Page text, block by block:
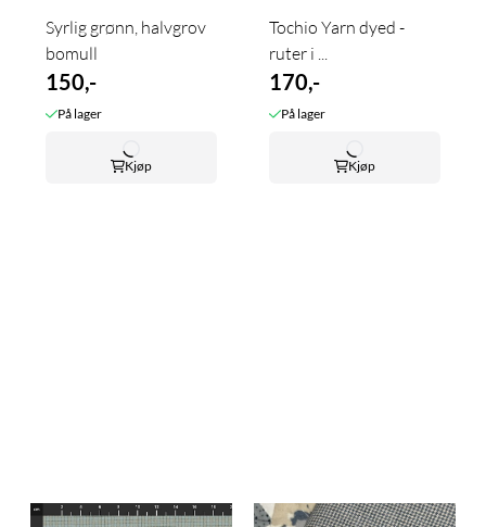
Syrlig grønn, halvgrov
bomull
150,-
På lager
Kjøp
Tochio Yarn dyed -
ruter i ...
170,-
På lager
Kjøp